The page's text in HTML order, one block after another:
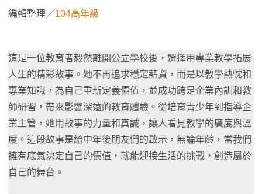
編輯整理／104高年級
這是一位教育者毅然離開公立學校後，選擇用專業教學拓展
人生的精彩故事。她不再追求穩定薪資，而是以教學熱忱和
專業知識，為自己重新定義價值，並成功跨足企業內訓和教
師研習，帶來影響深遠的教育體驗。從培育青少年到指導企
業主管，她用故事的力量和真誠，讓人看見教學的廣度與溫
度。這段故事是給中年後朋友們的啟示，無論年齡，當我們
擁有底氣決定自己的價值，就能迎接生活的挑戰，創造屬於
自己的舞台。